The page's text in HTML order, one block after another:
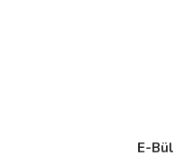
E-